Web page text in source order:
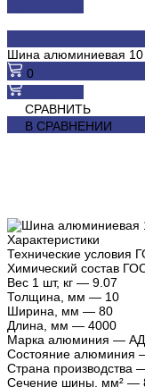
Шина алюминиевая
0
СРАВНИТЬ
В СРАВНЕНИИ
Характеристики
Технические условия
Химический состав
Вес 1 шт, кг — 9.07
Толщина, мм — 10
Ширина, мм — 80
Длина, мм — 4000
Марка алюминия —
Состояние алюминия
Страна производства
Сечение шины, мм² —